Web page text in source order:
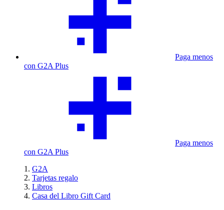
Paga menos
con G2A Plus
Paga menos
con G2A Plus
G2A
Tarjetas regalo
Libros
Casa del Libro Gift Card